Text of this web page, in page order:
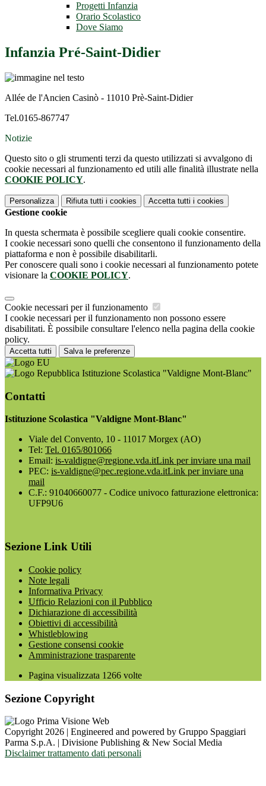
Progetti Infanzia
Orario Scolastico
Dove Siamo
Infanzia Pré-Saint-Didier
Allée de l'Ancien Casinò - 11010 Prè-Saint-Didier
Tel.0165-867747
Notizie
Questo sito o gli strumenti terzi da questo utilizzati si avvalgono di
cookie necessari al funzionamento ed utili alle finalità illustrate nella
COOKIE POLICY.
Personalizza Rifiuta tutti i cookies Accetta tutti i cookies
Gestione cookie
In questa schermata è possibile scegliere quali cookie consentire.
I cookie necessari sono quelli che consentono il funzionamento della
piattaforma e non è possibile disabilitarli.
Per conoscere quali sono i cookie necessari al funzionamento potete
visionare la COOKIE POLICY.
Cookie necessari per il funzionamento
I cookie necessari per il funzionamento non possono essere
disabilitati. È possibile consultare l'elenco nella pagina della cookie
policy.
Accetta tutti Salva le preferenze
Istituzione Scolastica "Valdigne Mont-Blanc"
Contatti
Istituzione Scolastica "Valdigne Mont-Blanc"
Viale del Convento, 10 - 11017 Morgex (AO)
Tel: Tel. 0165/801066
Email: is-valdigne@regione.vda.itLink per inviare una mail
PEC: is-valdigne@pec.regione.vda.itLink per inviare una
mail
C.F.: 91040660077 - Codice univoco fatturazione elettronica:
UFP9U6
Sezione Link Utili
Cookie policy
Note legali
Informativa Privacy
Ufficio Relazioni con il Pubblico
Dichiarazione di accessibilità
Obiettivi di accessibilità
Whistleblowing
Gestione consensi cookie
Amministrazione trasparente
Pagina visualizzata 1266 volte
Sezione Copyright
Copyright 2026 | Engineered and powered by Gruppo Spaggiari
Parma S.p.A. | Divisione Publishing & New Social Media
Disclaimer trattamento dati personali